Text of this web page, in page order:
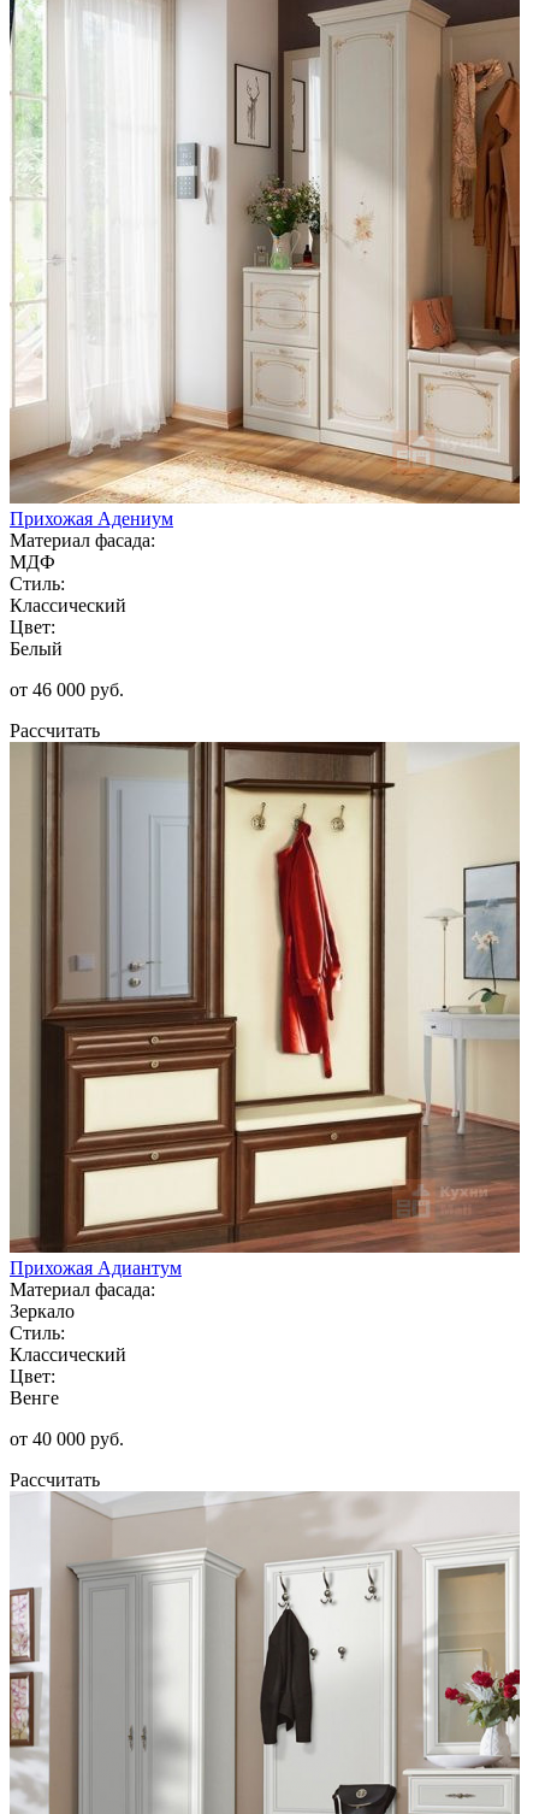
Прихожая Адениум
Материал фасада:
МДФ
Стиль:
Классический
Цвет:
Белый
от 46 000 руб.
Рассчитать
Прихожая Адиантум
Материал фасада:
Зеркало
Стиль:
Классический
Цвет:
Венге
от 40 000 руб.
Рассчитать